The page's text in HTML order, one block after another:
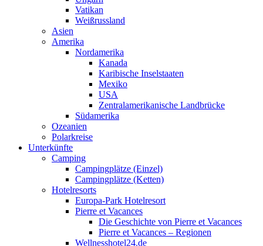
Vatikan
Weißrussland
Asien
Amerika
Nordamerika
Kanada
Karibische Inselstaaten
Mexiko
USA
Zentralamerikanische Landbrücke
Südamerika
Ozeanien
Polarkreise
Unterkünfte
Camping
Campingplätze (Einzel)
Campingplätze (Ketten)
Hotelresorts
Europa-Park Hotelresort
Pierre et Vacances
Die Geschichte von Pierre et Vacances
Pierre et Vacances – Regionen
Wellnesshotel24.de